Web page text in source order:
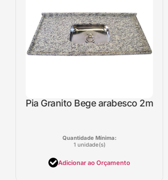
Pia Granito Bege arabesco 2m
Quantidade Mínima:
1 unidade(s)
Adicionar ao Orçamento